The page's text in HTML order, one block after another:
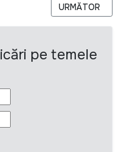
INTELIGENTE ADUC
ARTICOLUL
URMĂTOR
pe temele